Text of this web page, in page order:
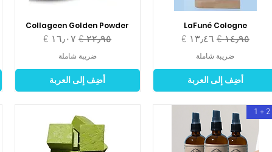
LaFuné Cologne
سعر عادي‏١٤٫٩٥ € سعر البيع
ضريبة شاملة
أضِف إلى العربة
Collageen Golden Powder
سعر عاديسعر البيع
ضريبة شاملة
أضِف إلى العربة
2 + 1